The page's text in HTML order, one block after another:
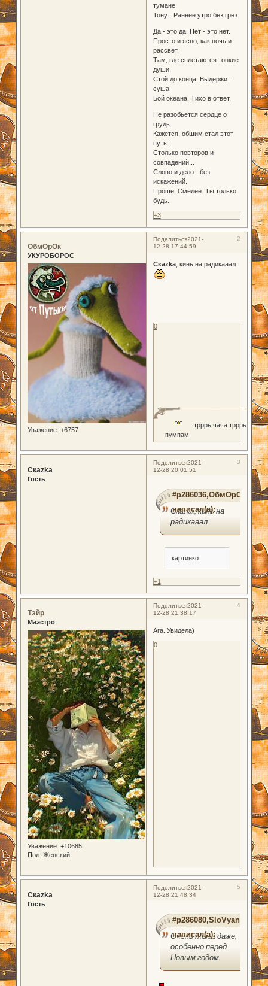
тумане
Тонут. Раннее утро без грез.
Да - это да. Нет - это нет.
Просто и ясно, как ночь и
рассвет.
Там, где сплетаются тонкие
души,
Стой до конца. Выдержит
суша
Бой океана. Тихо в ответ.
Не разобьется сердце о
грудь.
Кажется, общим стал этот
путь:
Столько повторов и
совпадений...
Слово и дело - без
искажений.
Проще. Смелее. Ты только
будь.
+3
Поделиться 2
2021-
12-28 17:44:59
ОбмОрОк
УКУРОБОРОС
Уважение: +6757
Скаzka, кинь на радикааал
трррь чача трррь
пумпам
0
Поделиться 3
2021-
12-28 20:01:51
Скаzka
Гость
#p286036,ОбмОрОк
написал(а):
Скаzka, кинь на
радикааал
картинко
+1
Поделиться 4
2021-
12-28 21:38:17
Тэйр
Маэстро
Уважение: +10685
Пол: Женский
Ага. Увидела)
0
Поделиться 5
2021-
12-28 21:48:34
Скаzka
Гость
#p286080,SloVyanin
написал(а):
Очень тема даже,
особенно перед
Новым годом.